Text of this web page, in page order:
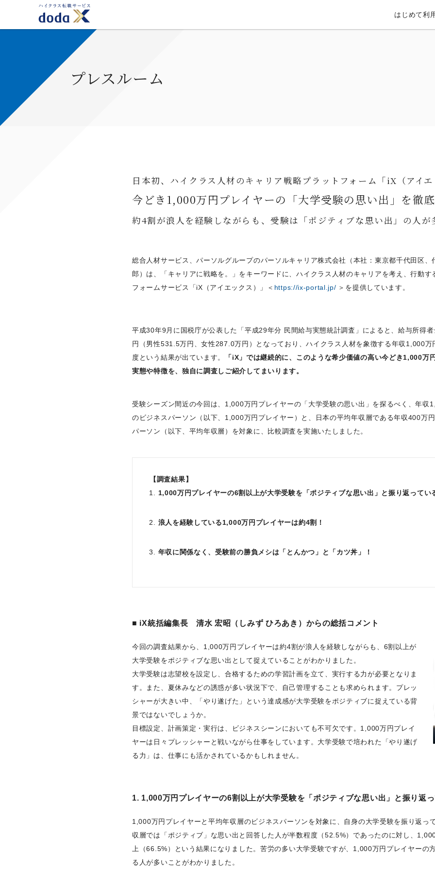
はじめて利
プレスルーム
日本初、ハイクラス人材のキャリア戦略プラットフォーム「iX（アイ
今どき1,000万円プレイヤーの「大学受験の思い出」を徹
約4割が浪人を経験しながらも、受験は「ポジティブな思い出」の人が
総合人材サービス、パーソルグループのパーソルキャリア株式会社（本社：東京都千代田区、
郎）は、「キャリアに戦略を。」をキーワードに、ハイクラス人材のキャリアを考え、行動
フォームサービス「iX（アイエックス）」＜ https://ix-portal.jp/ ＞を提供しています。
平成30年9月に国税庁が公表した「平成29年分 民間給与実態統計調査」によると、給与所得
円（男性531.5万円、女性287.0万円）となっており、ハイクラス人材を象徴する年収1,000万
度という結果が出ています。
「iX」では継続的に、このような希少価値の高い今どき1,000万
実態や特徴を、独自に調査しご紹介してまいります。
受験シーズン間近の今回は、1,000万円プレイヤーの「大学受験の思い出」を探るべく、年収
のビジネスパーソン（以下、1,000万円プレイヤー）と、日本の平均年収層である年収400万
パーソン（以下、平均年収層）を対象に、比較調査を実施いたしました。
【調査結果】
1,000万円プレイヤーの6割以上が大学受験を「ポジティブな思い出」と振り返ってい
浪人を経験している1,000万円プレイヤーは約4割！
年収に関係なく、受験前の勝負メシは「とんかつ」と「カツ丼」！
■ iX統括編集長 清水 宏昭（しみず ひろあき）からの総括コメント
今回の調査結果から、1,000万円プレイヤーは約4割が浪人を経験しながらも、6割以上が
大学受験をポジティブな思い出として捉えていることがわかりました。
大学受験は志望校を設定し、合格するための学習計画を立て、実行する力が必要となりま
す。また、夏休みなどの誘惑が多い状況下で、自己管理することも求められます。プレッ
シャーが大きい中、「やり遂げた」という達成感が大学受験をポジティブに捉えている背
景ではないでしょうか。
目標設定、計画策定・実行は、ビジネスシーンにおいても不可欠です。1,000万円プレイ
ヤーは日々プレッシャーと戦いながら仕事をしています。大学受験で培われた「やり遂げ
る力」は、仕事にも活かされているかもしれません。
1. 1,000万円プレイヤーの6割以上が大学受験を「ポジティブな思い出」と振り返
1,000万円プレイヤーと平均年収層のビジネスパーソンを対象に、自身の大学受験を振り返っ
収層では「ポジティブ」な思い出と回答した人が半数程度（52.5%）であったのに対し、
上（66.5%）という結果になりました。苦労の多い大学受験ですが、1,000万円プレイヤーの
る人が多いことがわかりました。